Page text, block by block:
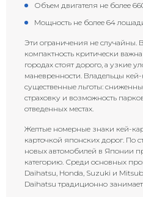
Объем двигателя не более
Мощность не более 64
Эти ограничения не случайны.
компактность критически
городах стоят дорого, а узкие
маневренности. Владельцы
существенные льготы:
страховку и возможность
отведенных местах.
Желтые номерные знаки кей-
карточкой японских дорог. По
новых автомобилей в Японии
категорию. Среди основных
Daihatsu, Honda, Suzuki и
Daihatsu традиционно